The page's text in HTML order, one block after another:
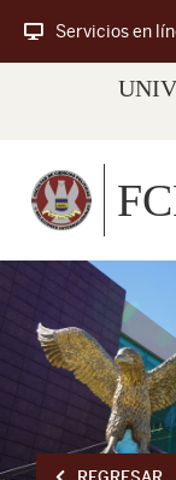
Servicios en